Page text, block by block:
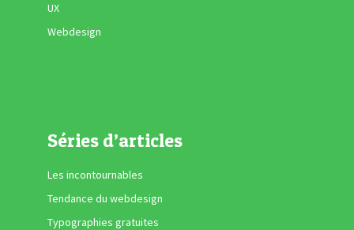
UX
Webdesign
Séries d’articles
Les incontournables
Tendance du webdesign
Typographies gratuites